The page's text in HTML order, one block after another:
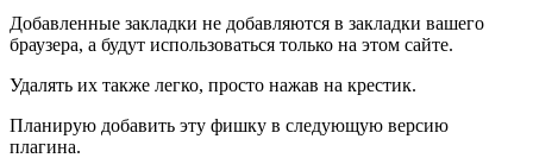
Добавленные закладки не добавляются в закладки вашего
браузера, а будут использоваться только на этом сайте.
Удалять их также легко, просто нажав на крестик.
Планирую добавить эту фишку в следующую версию
плагина.